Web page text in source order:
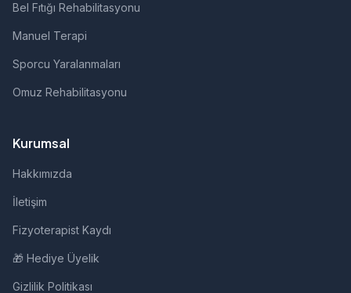
Bel Fıtığı Rehabilitasyonu
Manuel Terapi
Sporcu Yaralanmaları
Omuz Rehabilitasyonu
Kurumsal
Hakkımızda
İletişim
Fizyoterapist Kaydı
🎁 Hediye Üyelik
Gizlilik Politikası